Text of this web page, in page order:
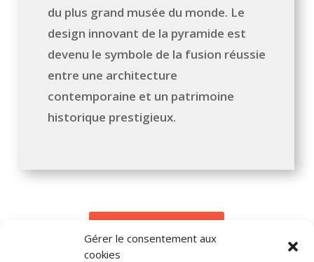
Gérer le consentement aux
cookies
du plus grand musée du monde. Le
design innovant de la pyramide est
devenu le symbole de la fusion réussie
entre une architecture
contemporaine et un patrimoine
historique prestigieux.
Voir la galerie